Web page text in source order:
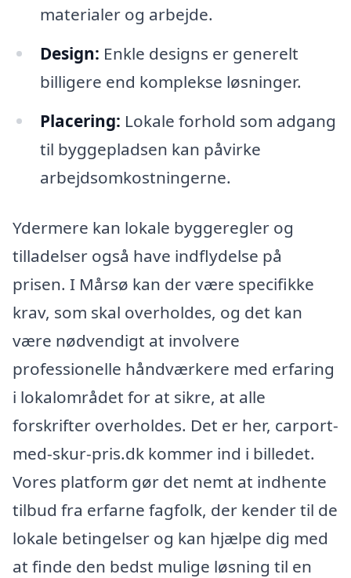
materialer og arbejde.
Design: Enkle designs er generelt
billigere end komplekse løsninger.
Placering: Lokale forhold som adgang
til byggepladsen kan påvirke
arbejdsomkostningerne.
Ydermere kan lokale byggeregler og
tilladelser også have indflydelse på
prisen. I Mårsø kan der være specifikke
krav, som skal overholdes, og det kan
være nødvendigt at involvere
professionelle håndværkere med erfaring
i lokalområdet for at sikre, at alle
forskrifter overholdes. Det er her, carport-
med-skur-pris.dk kommer ind i billedet.
Vores platform gør det nemt at indhente
tilbud fra erfarne fagfolk, der kender til de
lokale betingelser og kan hjælpe dig med
at finde den bedst mulige løsning til en